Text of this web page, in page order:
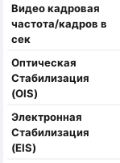
Видео кадровая
частота/кадров в
сек
Оптическая
Стабилизация
(OIS)
Электронная
Стабилизация
(EIS)